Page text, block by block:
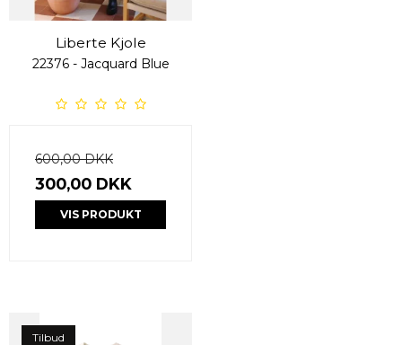
Liberte Kjole
22376 - Jacquard Blue
600,00 DKK
300,00 DKK
VIS PRODUKT
Tilbud